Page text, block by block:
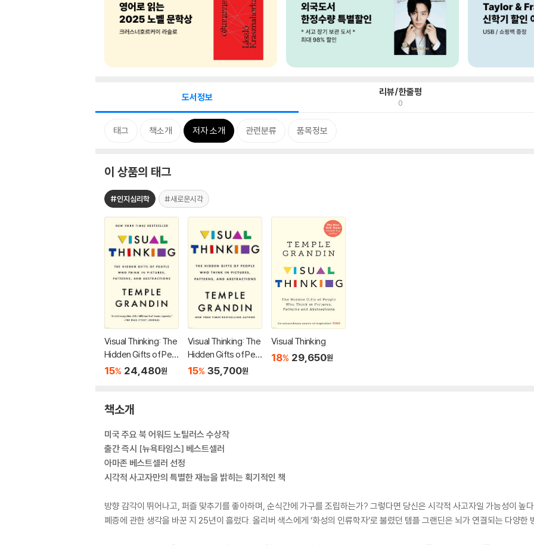
도서정보 리뷰/한줄평
0
태그 책소개 저자 소개 관련분류 품목정보
이 상품의 태그
#인지심리학 #새로운시각
Visual Thinking: The
Hidden Gifts of Peo
ple Who Think in Pic
15% 24,480원
Visual Thinking: The
Hidden Gifts of Peo
ple Who Think in Pic
15% 35,700원
Visual Thinking
18% 29,650원
책소개
미국 주요 북 어워드 노틸러스 수상작
출간 즉시 [뉴욕타임스] 베스트셀러
아마존 베스트셀러 선정
시각적 사고자만의 특별한 재능을 밝히는 획기적인 책
방향 감각이 뛰어나고, 퍼즐 맞추기를 좋아하며, 순식간에 가구를 조립하는가? 그렇다면 당신은 시각적 사고자일 가능성이 높다
폐증에 관한 생각을 바꾼 지 25년이 흘렀다. 올리버 색스에게 ‘화성의 인류학자’로 불렸던 템플 그랜딘은 뇌가 연결되는 다양한